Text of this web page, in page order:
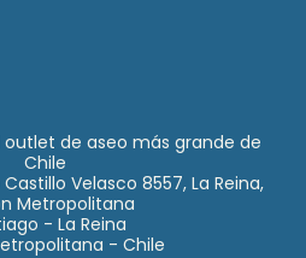
outlet de aseo más grande de
Chile
Velasco 8557, La Reina,
Metropolitana
- La Reina
- Chile